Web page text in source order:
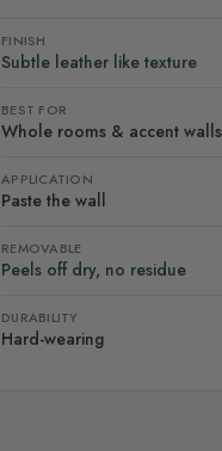
FINISH
Subtle leather like texture
BEST FOR
Whole rooms & accent walls
APPLICATION
Paste the wall
REMOVABLE
Peels off dry, no residue
DURABILITY
Hard-wearing